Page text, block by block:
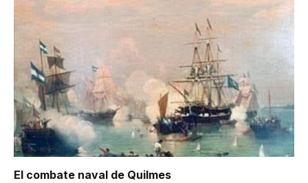
El combate naval de Quilmes